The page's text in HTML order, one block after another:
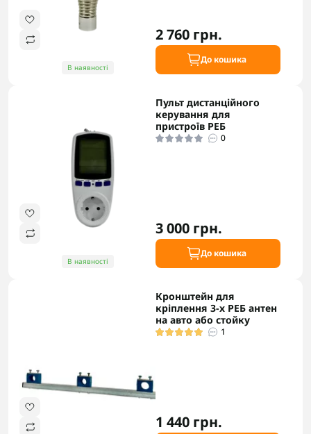
В наявності
2 760 грн.
До кошика
В наявності
Пульт дистанційного
керування для
пристроїв РЕБ
0
3 000 грн.
До кошика
Кронштейн для
кріплення 3-х РЕБ антен
на авто або стойку
1
1 440 грн.